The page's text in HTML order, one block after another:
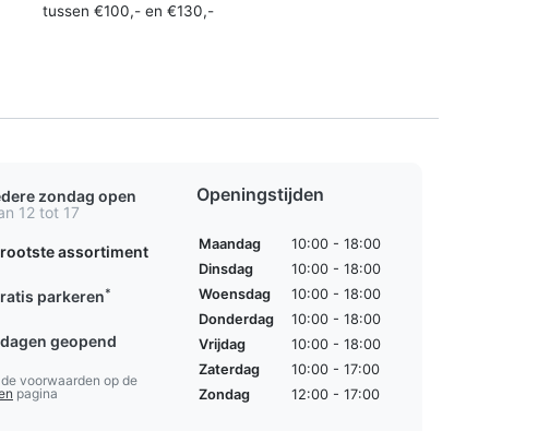
tussen €100,- en €130,-
zondag open
12 tot 17
assortiment
parkeren*
geopend
voorwaarden op de
pagina
Openingstijden
Maandag
10:00 - 18:00
Dinsdag
10:00 - 18:00
Woensdag
10:00 - 18:00
Donderdag
10:00 - 18:00
Vrijdag
10:00 - 18:00
Zaterdag
10:00 - 17:00
Zondag
12:00 - 17:00